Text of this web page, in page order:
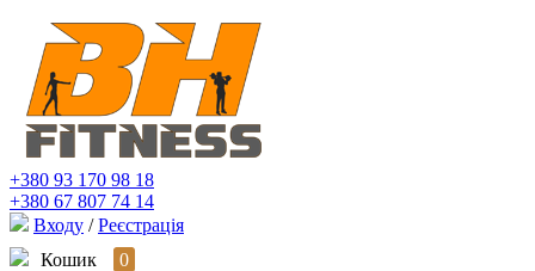
+380 93 170 98 18
+380 67 807 74 14
Входу / Реєстрація
Кошик
0